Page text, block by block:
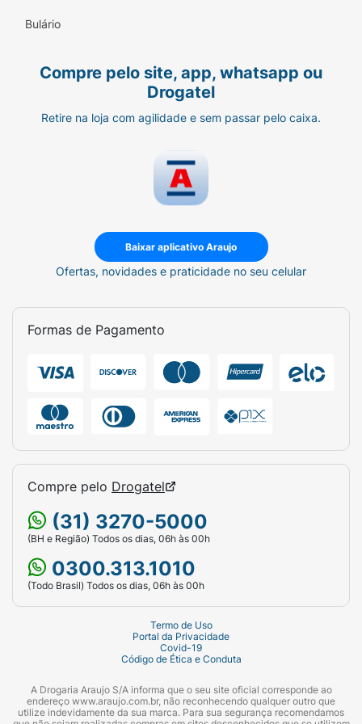
White Brilliant Fresh de 70 g
Bulário
Compre pelo site, app, whatsapp ou
Drogatel
Retire na loja com agilidade e sem passar pelo caixa.
Baixar aplicativo Araujo
Ofertas, novidades e praticidade no seu celular
Formas de Pagamento
Compre pelo Drogatel
(31) 3270-5000
(BH e Região) Todos os dias, 06h às 00h
0300.313.1010
(Todo Brasil) Todos os dias, 06h às 00h
Termo de Uso
Portal da Privacidade
Covid-19
Código de Ética e Conduta
A Drogaria Araujo S/A informa que o seu site oficial corresponde ao
endereço www.araujo.com.br, não reconhecendo qualquer outro que
utilize indevidamente da sua marca. Para sua segurança recomendamos